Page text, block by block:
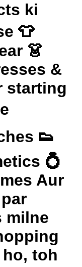
ki
👕
👗
&
starting
👟
💍
Aur
milne
toh